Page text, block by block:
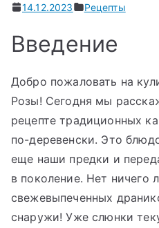
14.12.2023 Рецепты
Введение
Добро пожаловать на
Розы! Сегодня мы
рецепте традиционных
по-деревенски. Это
еще наши предки и
в поколение. Нет ничего
свежевыпеченных
снаружи! Уже слюнки